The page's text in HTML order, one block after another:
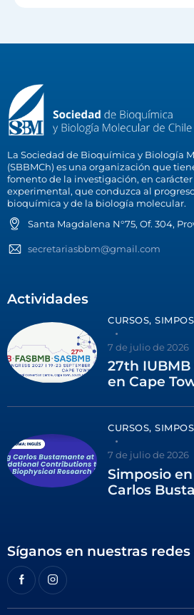
La Sociedad de Bioquímica y Biología
(SBBMCh) es una organización que
fomento de la investigación, en
experimental, que conduzca al
bioquímica y de la biología molecular.
Santa Magdalena N°75, Of. 304,
secretariasbbm@gmail.com
Actividades
CURSOS,
7 de julio de 2026
27th
en Cape
CURSOS,
7 de julio de 2026
Simposio
Carlos
Síganos en nuestras redes